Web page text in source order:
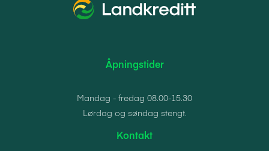
Åpningstider
Mandag - fredag 08.00-15.30
Lørdag og søndag stengt.
Kontakt